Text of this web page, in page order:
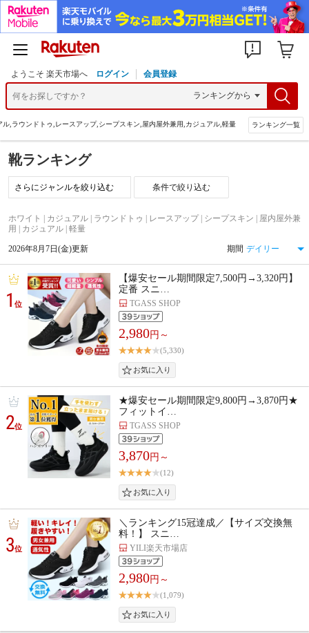
ようこそ 楽天市場へ ログイン 会員登録
ル,ラウンドトゥ,レースアップ,シープスキン,屋内屋外兼用,カジュアル,軽量 ランキング一覧
靴ランキング
条件で絞り込む
ホワイト | カジュアル | ラウンドトゥ | レースアップ | シープスキン | 屋内屋外兼
用 | カジュアル | 軽量
2026年8月7日(金)更新 期間
1位
【爆安セール期間限定7,500円→3,320円】
定番 スニ…
TGASS SHOP
2,980円～
(5,330)
2位
★爆安セール期間限定9,800円→3,870円★
フィットイ…
TGASS SHOP
3,870円～
(12)
3位
＼ランキング15冠達成／【サイズ交換無
料！】 スニ…
YILI楽天市場店
2,980円～
(1,079)